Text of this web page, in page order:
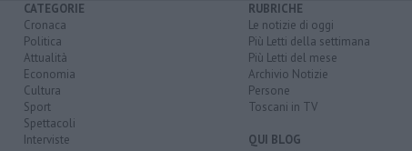
CATEGORIE
Cronaca
Politica
Attualità
Economia
Cultura
Sport
Spettacoli
Interviste
RUBRICHE
Le notizie di oggi
Più Letti della settimana
Più Letti del mese
Archivio Notizie
Persone
Toscani in TV
QUI BLOG